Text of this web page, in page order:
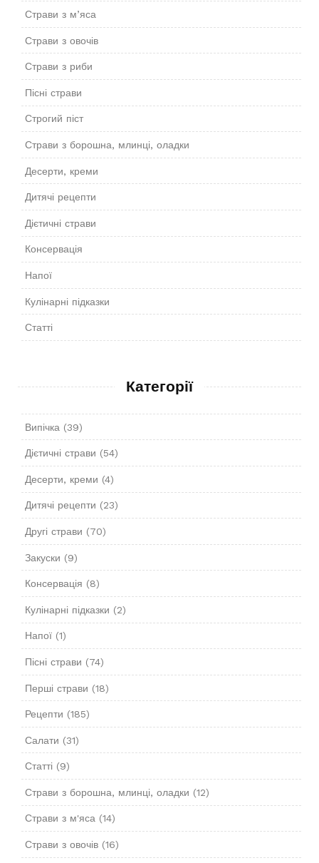
Страви з м’яса
Страви з овочів
Страви з риби
Пісні страви
Строгий піст
Страви з борошна, млинці, оладки
Десерти, креми
Дитячі рецепти
Дієтичні страви
Консервація
Напої
Кулінарні підказки
Статті
Категорії
Випічка (39)
Дієтичні страви (54)
Десерти, креми (4)
Дитячі рецепти (23)
Другі страви (70)
Закуски (9)
Консервація (8)
Кулінарні підказки (2)
Напої(1)
Пісні страви (74)
Перші страви (18)
Рецепти (185)
Салати (31)
Статті (9)
Страви з борошна, млинці, оладки (12)
Страви з м'яса(14)
Страви з овочів(16)